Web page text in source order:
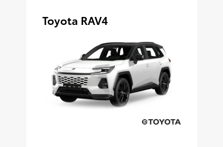
Reclamos 0-800-00669
Toyota RAV4